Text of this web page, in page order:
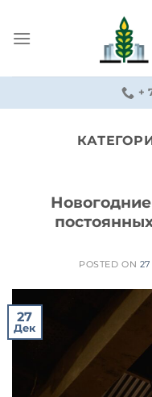
content
+
POSTED ON
27
Дек